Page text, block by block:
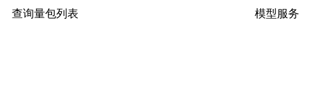
查询量包列表 模型服务